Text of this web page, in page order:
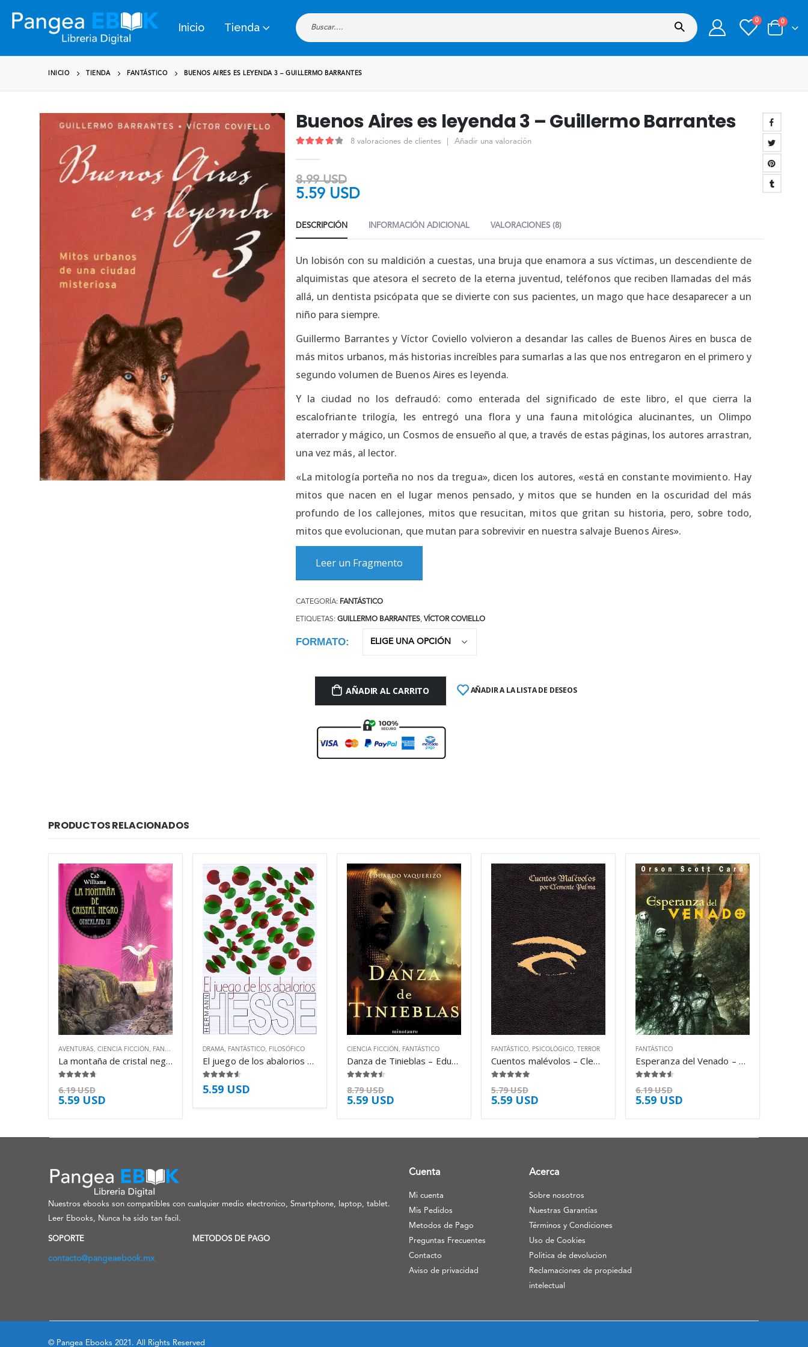
Inicio Tienda
0 0
INICIO TIENDA FANTÁSTICO BUENOS AIRES ES LEYENDA 3 – GUILLERMO BARRANTES
Buenos Aires es leyenda 3 – Guillermo Barrantes
8valoraciones de clientes Añadir una valoración
8.99USD
5.59 USD
DESCRIPCIÓN INFORMACIÓN ADICIONAL VALORACIONES (8)
Un lobisón con su maldición a cuestas, una bruja que enamora a sus víctimas, un descendiente de
alquimistas que atesora el secreto de la eterna juventud, teléfonos que reciben llamadas del más
allá, un dentista psicópata que se divierte con sus pacientes, un mago que hace desaparecer a un
niño para siempre.
Guillermo Barrantes y Víctor Coviello volvieron a desandar las calles de Buenos Aires en busca de
más mitos urbanos, más historias increíbles para sumarlas a las que nos entregaron en el primero y
segundo volumen de Buenos Aires es leyenda.
Y la ciudad no los defraudó: como enterada del significado de este libro, el que cierra la
escalofriante trilogía, les entregó una flora y una fauna mitológica alucinantes, un Olimpo
aterrador y mágico, un Cosmos de ensueño al que, a través de estas páginas, los autores arrastran,
una vez más, al lector.
«La mitología porteña no nos da tregua», dicen los autores, «está en constante movimiento. Hay
mitos que nacen en el lugar menos pensado, y mitos que se hunden en la oscuridad del más
profundo de los callejones, mitos que resucitan, mitos que gritan su historia, pero, sobre todo,
mitos que evolucionan, que mutan para sobrevivir en nuestra salvaje Buenos Aires».
Leer un Fragmento
CATEGORÍA: FANTÁSTICO
ETIQUETAS: GUILLERMO BARRANTES, VÍCTOR COVIELLO
FORMATO
AÑADIR AL CARRITO AÑADIR A LA LISTA DE DESEOS
PRODUCTOS RELACIONADOS
AVENTURAS CIENCIA FICCIÓN FANTÁSTICO
La montaña de cristal negro – Tad Williams
6.19USD
5.59 USD
DRAMA FANTÁSTICO FILOSÓFICO
El juego de los abalorios – Hermann Hesse
4.50 de 5
5.59 USD
CIENCIA FICCIÓN FANTÁSTICO
Danza de Tinieblas – Eduardo Vaquerizo
8.79USD
5.59 USD
FANTÁSTICO PSICOLÓGICO TERROR
Cuentos malévolos – Clemente Palma
5.79USD
5.59 USD
FANTÁSTICO
Esperanza del Venado – Orson Scott Card
6.19USD
5.59 USD
Nuestros ebooks son compatibles con cualquier medio electronico, Smartphone, laptop, tablet.
Leer Ebooks, Nunca ha sido tan facil.
SOPORTE
contacto@pangeaebook.mx
METODOS DE PAGO
Cuenta
Mi cuenta
Mis Pedidos
Metodos de Pago
Preguntas Frecuentes
Contacto
Aviso de privacidad
Acerca
Sobre nosotros
Nuestras Garantías
Términos y Condiciones
Uso de Cookies
Politica de devolucion
Reclamaciones de propiedad
intelectual
© Pangea Ebooks 2021. All Rights Reserved